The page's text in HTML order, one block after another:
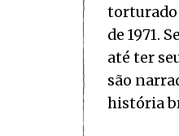
torturado
de 1971.
até ter
são
história